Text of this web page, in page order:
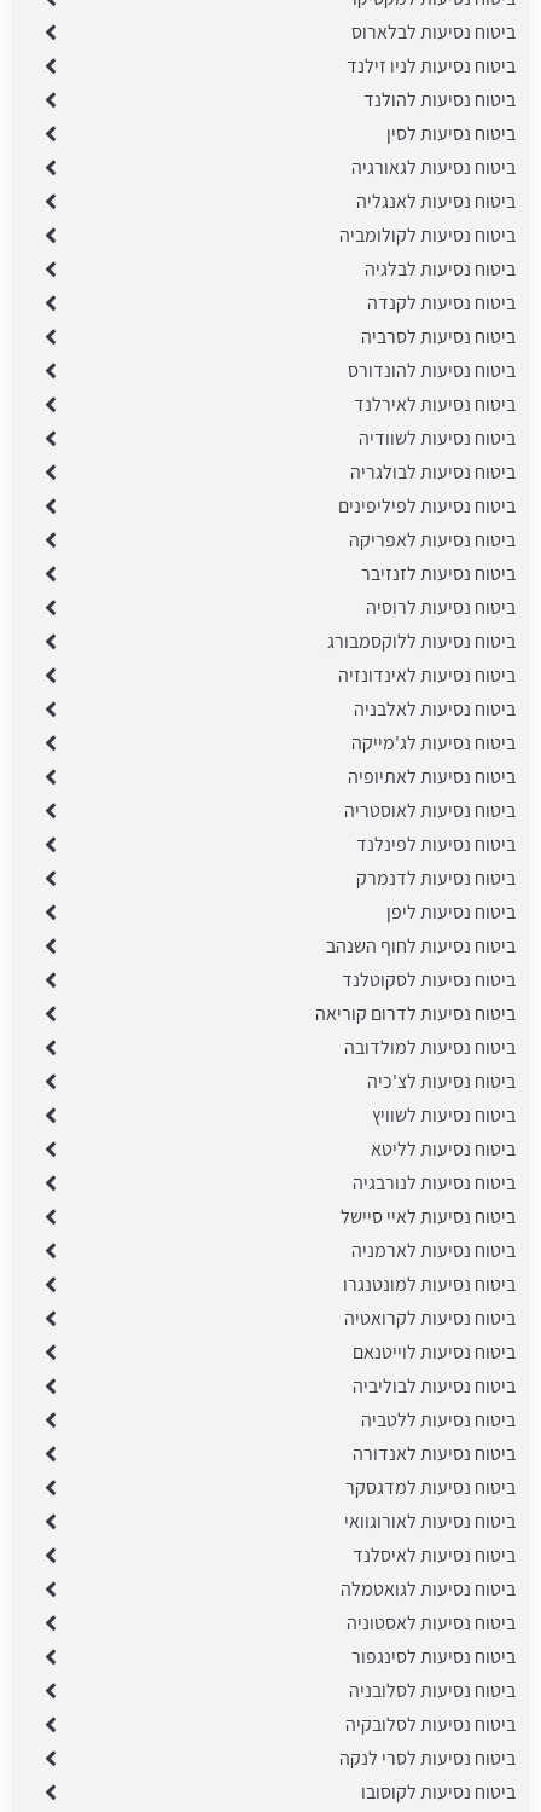
ביטוח נסיעות לבלארוס
ביטוח נסיעות לניו זילנד
ביטוח נסיעות להולנד
ביטוח נסיעות לסין
ביטוח נסיעות לגאורגיה
ביטוח נסיעות לאנגליה
ביטוח נסיעות לקולומביה
ביטוח נסיעות לבלגיה
ביטוח נסיעות לקנדה
ביטוח נסיעות לסרביה
ביטוח נסיעות להונדורס
ביטוח נסיעות לאירלנד
ביטוח נסיעות לשוודיה
ביטוח נסיעות לבולגריה
ביטוח נסיעות לפיליפינים
ביטוח נסיעות לאפריקה
ביטוח נסיעות לזנזיבר
ביטוח נסיעות לרוסיה
ביטוח נסיעות ללוקסמבורג
ביטוח נסיעות לאינדונזיה
ביטוח נסיעות לאלבניה
ביטוח נסיעות לג'מייקה
ביטוח נסיעות לאתיופיה
ביטוח נסיעות לאוסטריה
ביטוח נסיעות לפינלנד
ביטוח נסיעות לדנמרק
ביטוח נסיעות ליפן
ביטוח נסיעות לחוף השנהב
ביטוח נסיעות לסקוטלנד
ביטוח נסיעות לדרום קוריאה
ביטוח נסיעות למולדובה
ביטוח נסיעות לצ'כיה
ביטוח נסיעות לשוויץ
ביטוח נסיעות לליטא
ביטוח נסיעות לנורבגיה
ביטוח נסיעות לאיי סיישל
ביטוח נסיעות לארמניה
ביטוח נסיעות למונטנגרו
ביטוח נסיעות לקרואטיה
ביטוח נסיעות לוייטנאם
ביטוח נסיעות לבוליביה
ביטוח נסיעות ללטביה
ביטוח נסיעות לאנדורה
ביטוח נסיעות למדגסקר
ביטוח נסיעות לאורוגוואי
ביטוח נסיעות לאיסלנד
ביטוח נסיעות לגואטמלה
ביטוח נסיעות לאסטוניה
ביטוח נסיעות לסינגפור
ביטוח נסיעות לסלובניה
ביטוח נסיעות לסלובקיה
ביטוח נסיעות לסרי לנקה
ביטוח נסיעות לקוסובו